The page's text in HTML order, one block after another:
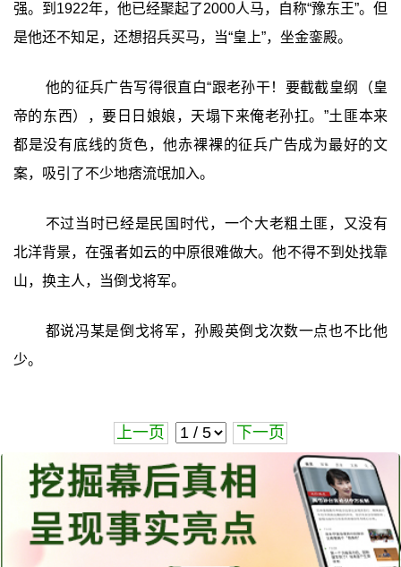
强。到1922年，他已经聚起了2000人马，自称“豫东王”。但
是他还不知足，还想招兵买马，当“皇上”，坐金銮殿。
他的征兵广告写得很直白“跟老孙干！要截截皇纲（皇
帝的东西），要日日娘娘，天塌下来俺老孙扛。”土匪本来
都是没有底线的货色，他赤裸裸的征兵广告成为最好的文
案，吸引了不少地痞流氓加入。
不过当时已经是民国时代，一个大老粗土匪，又没有
北洋背景，在强者如云的中原很难做大。他不得不到处找靠
山，换主人，当倒戈将军。
都说冯某是倒戈将军，孙殿英倒戈次数一点也不比他
少。
上一页 下一页